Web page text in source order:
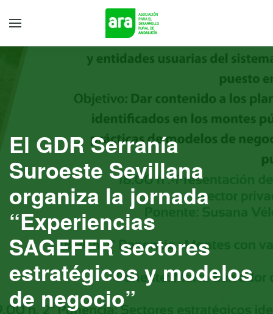
El GDR Serranía
Suroeste Sevillana
organiza la jornada
“Experiencias
SAGEFER sectores
estratégicos y modelos
de negocio”